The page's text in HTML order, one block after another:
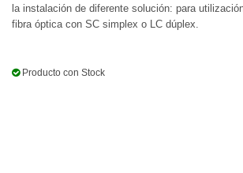
la instalación de diferente solución: para
fibra óptica con SC simplex o LC dúplex.
Producto con Stock